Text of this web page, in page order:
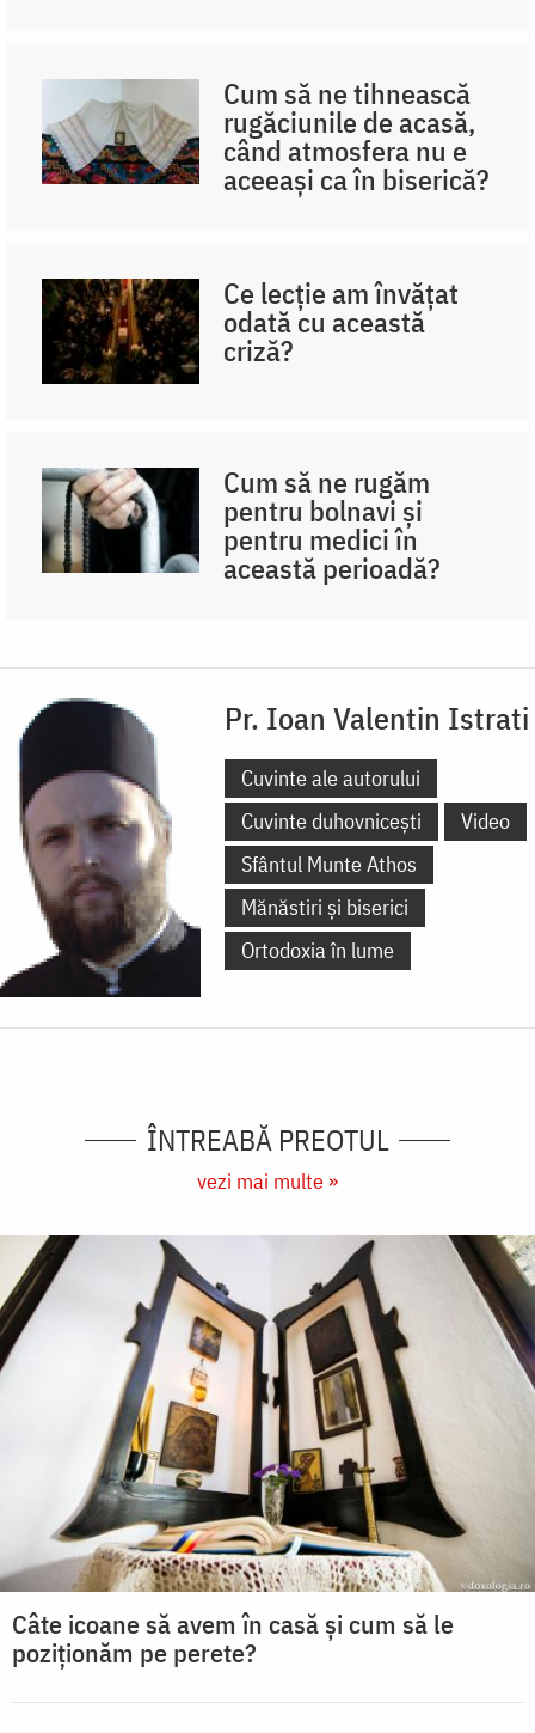
Cum să ne tihnească
rugăciunile de acasă,
când atmosfera nu e
aceeași ca în biserică?
Ce lecție am învățat
odată cu această
criză?
Cum să ne rugăm
pentru bolnavi și
pentru medici în
această perioadă?
Pr. Ioan Valentin Istrati
Cuvinte ale autorului
Cuvinte duhovnicești
Video
Sfântul Munte Athos
Mănăstiri și biserici
Ortodoxia în lume
ÎNTREABĂ PREOTUL
vezi mai multe »
Câte icoane să avem în casă și cum să le
poziționăm pe perete?